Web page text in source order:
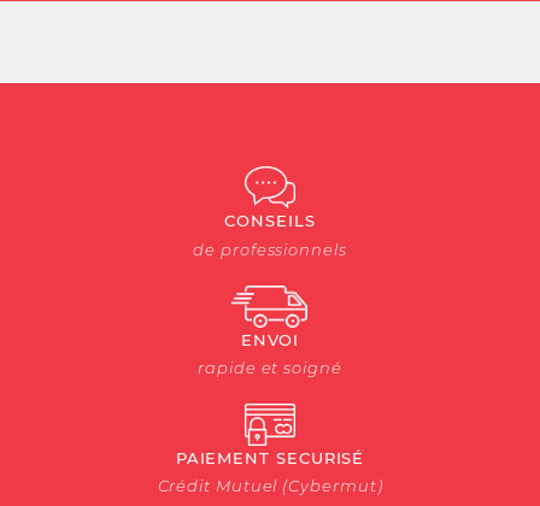
CONSEILS
de professionnels
ENVOI
rapide et soigné
PAIEMENT SECURISÉ
Crédit Mutuel (Cybermut)